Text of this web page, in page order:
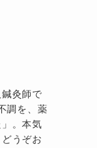
灸師で
調を、薬
。本気
うぞお